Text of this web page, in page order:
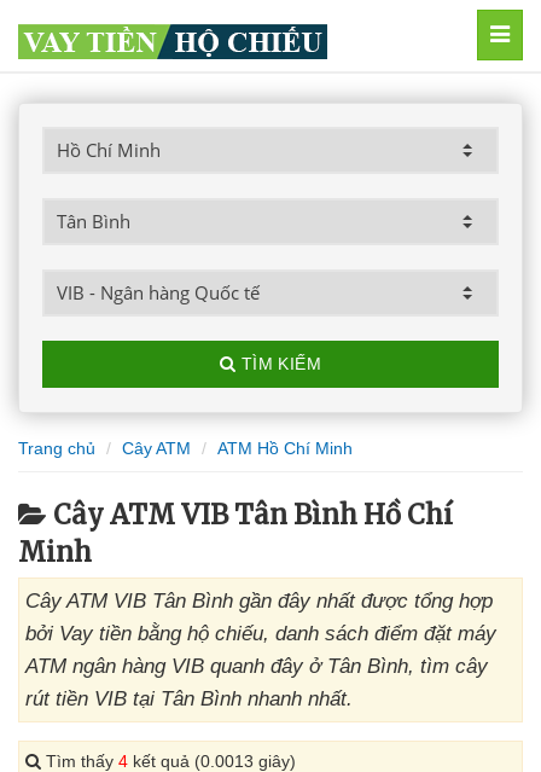
TÌM KIẾM
Trang chủ Cây ATM ATM Hồ Chí Minh
Cây ATM VIB Tân Bình Hồ Chí
Minh
Cây ATM VIB Tân Bình gần đây nhất được tổng hợp
bởi Vay tiền bằng hộ chiếu, danh sách điểm đặt máy
ATM ngân hàng VIB quanh đây ở Tân Bình, tìm cây
rút tiền VIB tại Tân Bình nhanh nhất.
Tìm thấy 4 kết quả (0.0013 giây)